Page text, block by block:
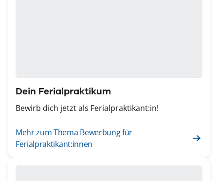
Dein Ferialpraktikum
Bewirb dich jetzt als Ferialpraktikant:in!
Mehr zum Thema Bewerbung für
Ferialpraktikant:innen